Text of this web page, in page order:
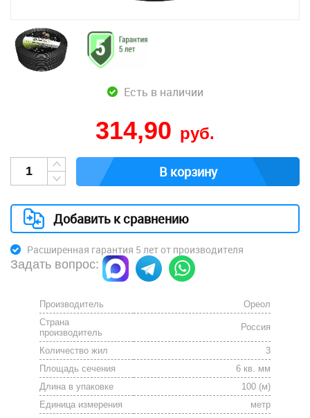
Есть в наличии
314,90 руб.
В корзину
Добавить к сравнению
Расширенная гарантия 5 лет от производителя
Задать вопрос:
Производитель
Ореол
Страна
производитель
Россия
Количество жил
3
Площадь сечения
6 кв. мм
Длина в упаковке
100 (м)
Единица измерения
метр